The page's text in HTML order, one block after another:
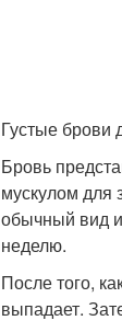
Густые брови
Бровь
мускулом для
обычный вид
неделю.
После того,
выпадает.